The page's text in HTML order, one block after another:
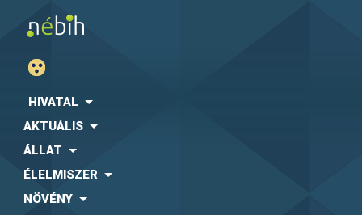
HIVATAL
AKTUÁLIS
ÁLLAT
ÉLELMISZER
NÖVÉNY